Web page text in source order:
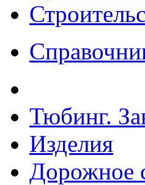
Тюбинг.
Изделия
Дорожное